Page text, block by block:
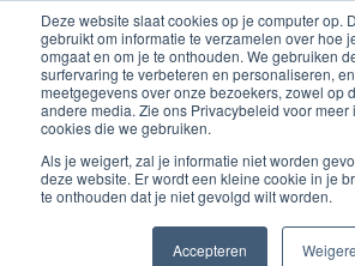
Deze website slaat cookies op je computer op.
gebruikt om informatie te verzamelen over hoe
omgaat en om je te onthouden. We gebruiken
surfervaring te verbeteren en personaliseren,
meetgegevens over onze bezoekers, zowel op
andere media. Zie ons Privacybeleid voor meer
cookies die we gebruiken.
Als je weigert, zal je informatie niet worden
deze website. Er wordt een kleine cookie in je
te onthouden dat je niet gevolgd wilt worden.
Accepteren
Ga
naar
de
inhoud
Improving